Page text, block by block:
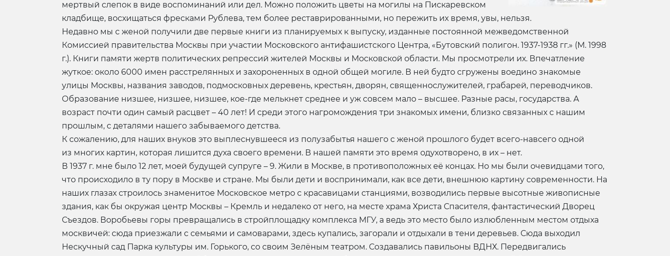
мертвый слепок в виде воспоминаний или дел. Можно положить цветы на могилы на Пискаревском
кладбище, восхищаться фресками Рублева, тем более реставрированными, но пережить их время, увы, нельзя.
Недавно мы с женой получили две первые книги из планируемых к выпуску, изданные постоянной межведомственной
Комиссией правительства Москвы при участии Московского антифашистского Центра, «Бутовский полигон. 1937-1938 гг.» (М. 1998
г.). Книги памяти жертв политических репрессий жителей Москвы и Московской области. Мы просмотрели их. Впечатление
жуткое: около 6000 имен расстрелянных и захороненных в одной общей могиле. В ней будто сгружены воедино знакомые
улицы Москвы, названия заводов, подмосковных деревень, крестьян, дворян, священнослужителей, грабарей, переводчиков.
Образование низшее, низшее, низшее, кое-где мелькнет среднее и уж совсем мало – высшее. Разные расы, государства. А
возраст почти один самый расцвет – 40 лет! И среди этого нагромождения три знакомых имени, близко связанных с нашим
прошлым, с деталями нашего забываемого детства.
К сожалению, для наших внуков это выплеснувшееся из полузабытья нашего с женой прошлого будет всего-навсего одной
из многих картин, которая лишится духа своего времени. В нашей памяти это время одухотворено, в их – нет.
В 1937 г. мне было 12 лет, моей будущей супруге – 9. Жили в Москве, в противоположных её концах. Но мы были очевидцами того,
что происходило в ту пору в Москве и стране. Мы были дети и воспринимали, как все дети, внешнюю картину современности. На
наших глазах строилось знаменитое Московское метро с красавицами станциями, возводились первые высотные живописные
здания, как бы окружая центр Москвы – Кремль и недалеко от него, на месте храма Христа Спасителя, фантастический Дворец
Съездов. Воробьевы горы превращались в стройплощадку комплекса МГУ, а ведь это место было излюбленным местом отдыха
москвичей: сюда приезжали с семьями и самоварами, здесь купались, загорали и отдыхали в тени деревьев. Сюда выходил
Нескучный сад Парка культуры им. Горького, со своим Зелёным театром. Создавались павильоны ВДНХ. Передвигались